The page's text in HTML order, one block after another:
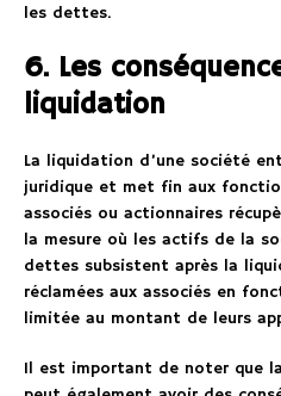
les dettes.
6. Les
liquidation
La liquidation d’une société
juridique et met fin aux
associés ou actionnaires
la mesure où les actifs de la
dettes subsistent après la
réclamées aux associés en
limitée au montant de leurs
Il est important de noter que